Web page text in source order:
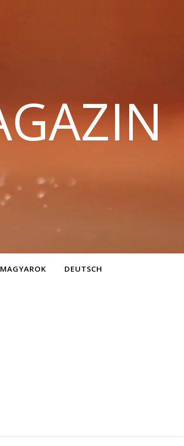
DEUTSCH